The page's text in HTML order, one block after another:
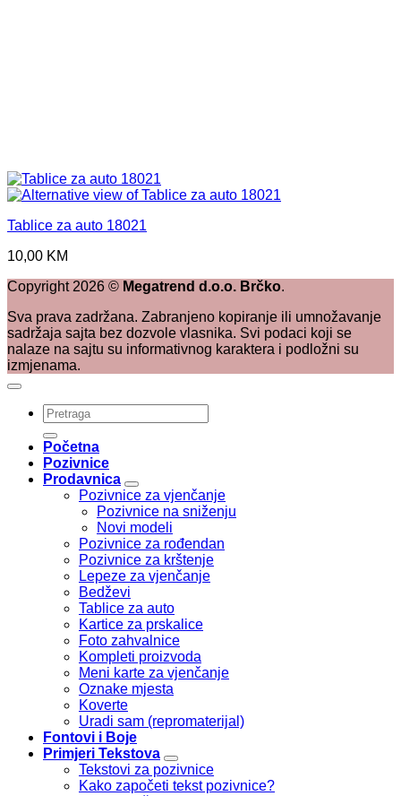
Tablice za auto 18021
10,00 KM
Copyright2026 © Megatrend d.o.o. Brčko.
Sva prava zadržana. Zabranjeno kopiranje ili umnožavanje
sadržaja sajta bez dozvole vlasnika. Svi podaci koji se
nalaze na sajtu su informativnog karaktera i podložni su
izmjenama.
Pretraži:
Početna
Pozivnice
Prodavnica
Pozivnice za vjenčanje
Pozivnice na sniženju
Novi modeli
Pozivnice za rođendan
Pozivnice za krštenje
Lepeze za vjenčanje
Bedževi
Tablice za auto
Kartice za prskalice
Foto zahvalnice
Kompleti proizvoda
Meni karte za vjenčanje
Oznake mjesta
Koverte
Uradi sam (repromaterijal)
Fontovi i Boje
Primjeri Tekstova
Tekstovi za pozivnice
Kako započeti tekst pozivnice?